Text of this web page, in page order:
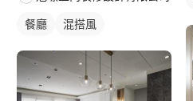
餐廳 混搭風